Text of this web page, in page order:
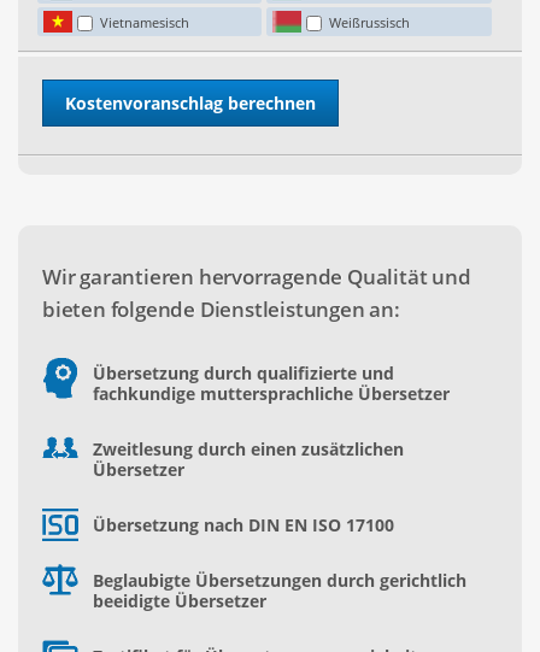
Vietnamesisch
Weißrussisch
Wir garantieren hervorragende Qualität und
bieten folgende Dienstleistungen an:
Übersetzung durch qualifizierte und
fachkundige muttersprachliche Übersetzer
Zweitlesung durch einen zusätzlichen
Übersetzer
Übersetzung nach DIN EN ISO 17100
Beglaubigte Übersetzungen durch gerichtlich
beeidigte Übersetzer